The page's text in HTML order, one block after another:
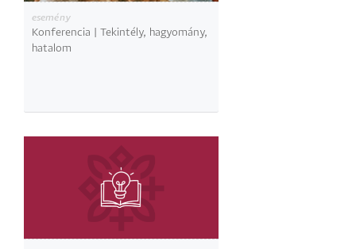
esemény
Konferencia | Tekintély, hagyomány,
hatalom